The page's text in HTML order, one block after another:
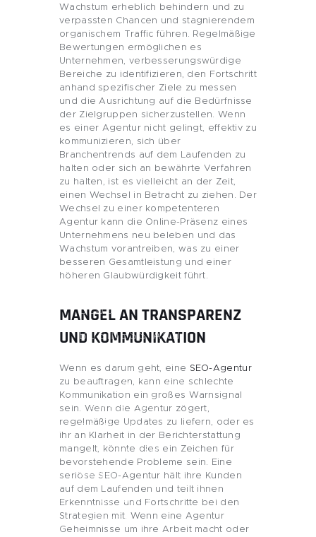
HOME
BLOG
BUSINESS AND
GIFTS AND CARE
GAMES AND
GAMBLING
HEALTH AND
BEAUTY
HOME AND
GARDEN
Wachstum erheblich behindern und zu
verpassten Chancen und stagnierendem
organischem Traffic führen. Regelmäßige
Bewertungen ermöglichen es
Unternehmen, verbesserungswürdige
Bereiche zu identifizieren, den Fortschritt
anhand spezifischer Ziele zu messen
und die Ausrichtung auf die Bedürfnisse
der Zielgruppen sicherzustellen. Wenn
es einer Agentur nicht gelingt, effektiv zu
kommunizieren, sich über
Branchentrends auf dem Laufenden zu
halten oder sich an bewährte Verfahren
zu halten, ist es vielleicht an der Zeit,
einen Wechsel in Betracht zu ziehen. Der
Wechsel zu einer kompetenteren
Agentur kann die Online-Präsenz eines
Unternehmens neu beleben und das
Wachstum vorantreiben, was zu einer
besseren Gesamtleistung und einer
höheren Glaubwürdigkeit führt.
MANGEL AN TRANSPARENZ
UND KOMMUNIKATION
Wenn es darum geht, eine SEO-Agentur
zu beauftragen, kann eine schlechte
Kommunikation ein großes Warnsignal
sein. Wenn die Agentur zögert,
regelmäßige Updates zu liefern, oder es
ihr an Klarheit in der Berichterstattung
mangelt, könnte dies ein Zeichen für
bevorstehende Probleme sein. Eine
seriöse SEO-Agentur hält ihre Kunden
auf dem Laufenden und teilt ihnen
Erkenntnisse und Fortschritte bei den
Strategien mit. Wenn eine Agentur
Geheimnisse um ihre Arbeit macht oder